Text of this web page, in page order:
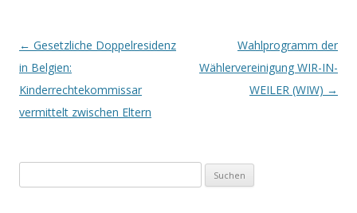
Beitrags-
Navigation
← Gesetzliche Doppelresidenz
in Belgien:
Kinderrechtekommissar
vermittelt zwischen Eltern
Wahlprogramm der
Wählervereinigung WIR-IN-
WEILER (WIW) →
nach: